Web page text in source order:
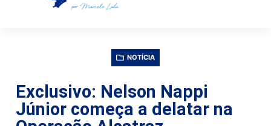
NOTÍCIA
Exclusivo: Nelson Nappi
Júnior começa a delatar na